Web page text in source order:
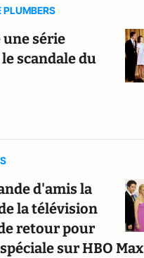
PLUMBERS
une série
scandale du
d'amis la
la télévision
retour pour
sur HBO Max